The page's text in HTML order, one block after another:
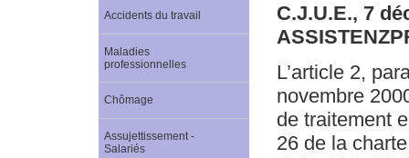
C.J.U.E., 7
L’article 2,
novembre
de traitement
26 de la
Accidents du travail
Maladies
professionnelles
Chômage
Assujettissement -
Salariés